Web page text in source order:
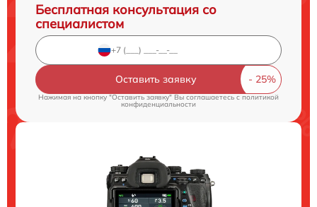
Бесплатная консультация со
специалистом
Оставить заявку
Нажимая на кнопку "Оставить заявку" Вы соглашаетесь cполитикой
конфиденциальности